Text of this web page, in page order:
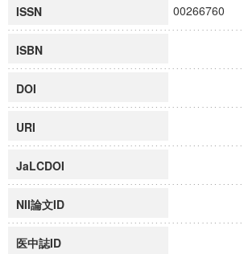
ISSN 00266760
ISBN
DOI
URI
JaLCDOI
NII論文ID
医中誌ID